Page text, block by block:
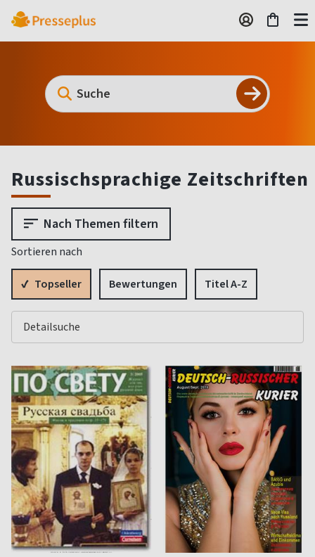
Russischsprachige Zeitschriften
Nach Themen filtern
Sortieren nach
Topseller Bewertungen Titel A-Z